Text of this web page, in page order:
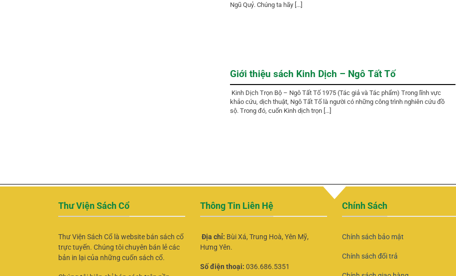
Ngũ Quỷ. Chúng ta hãy [...]
Giới thiệu sách Kinh Dịch – Ngô Tất Tố
Kinh Dịch Trọn Bộ – Ngô Tất Tố 1975 (Tác giả và Tác phẩm) Trong lĩnh vực
khảo cứu, dịch thuật, Ngô Tất Tố là người có những công trình nghiên cứu đồ
sộ. Trong đó, cuốn Kinh dịch trọn [...]
Thư Viện Sách Cổ
Thư Viện Sách Cổ là website bán sách cổ
trực tuyến. Chúng tôi chuyên bán lẻ các
bản in lại của những cuốn sách cổ.
Thông Tin Liên Hệ
Địa chỉ: Bùi Xá, Trung Hoà, Yên Mỹ,
Hưng Yên.
Số điện thoại: 036.686.5351
Chính Sách
Chính sách bảo mật
Chính sách đổi trả